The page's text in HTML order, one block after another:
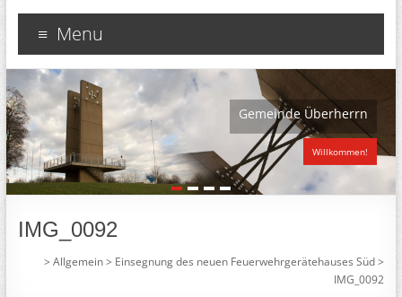
Menu
Gemeinde Überherrn
Willkommen!
1 2 3 4
IMG_0092
>Allgemein> Einsegnung des neuen Feuerwehrgerätehauses Süd>
IMG_0092